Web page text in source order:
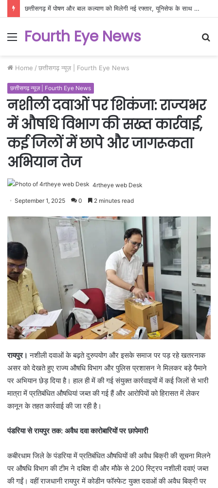
छत्तीसगढ़ में पोषण और बाल कल्याण को मिलेगी नई रफ्तार, यूनिसेफ के साथ बनी नवाचार आधारित रणनीति
Menu
Fourth Eye News
Home / छत्तीसगढ़ न्यूज़ | Fourth Eye News
छत्तीसगढ़ न्यूज़ | Fourth Eye News
नशीली दवाओं पर शिकंजा: राज्यभर
में औषधि विभाग की सख्त कार्रवाई,
कई जिलों में छापे और जागरूकता
अभियान तेज
4rtheye web Desk
September 1, 2025 0 2 minutes read
रायपुर। नशीली दवाओं के बढ़ते दुरुपयोग और इसके समाज पर पड़ रहे खतरनाक
असर को देखते हुए राज्य औषधि विभाग और पुलिस प्रशासन ने मिलकर बड़े पैमाने
पर अभियान छेड़ दिया है। हाल ही में की गई संयुक्त कार्रवाइयों में कई जिलों से भारी
मात्रा में प्रतिबंधित औषधियां जब्त की गई हैं और आरोपियों को हिरासत में लेकर
कानून के तहत कार्रवाई की जा रही है।
पंडरिया से रायपुर तक: अवैध दवा कारोबारियों पर छापेमारी
कबीरधाम जिले के पंडरिया में प्रतिबंधित औषधियों की अवैध बिक्री की सूचना मिलने
पर औषधि विभाग की टीम ने दबिश दी और मौके से 200 स्ट्रिप नशीली दवाएं जब्त
की गईं। वहीं राजधानी रायपुर में कोडीन फॉस्फेट युक्त दवाओं की अवैध बिक्री पर